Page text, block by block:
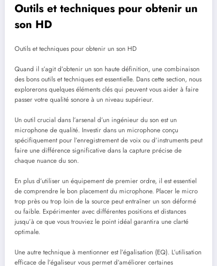
Outils et techniques pour obtenir un
son HD
Outils et techniques pour obtenir un son HD
Quand il s’agit d’obtenir un son haute définition, une combinaison
des bons outils et techniques est essentielle. Dans cette section, nous
explorerons quelques éléments clés qui peuvent vous aider à faire
passer votre qualité sonore à un niveau supérieur.
Un outil crucial dans l’arsenal d’un ingénieur du son est un
microphone de qualité. Investir dans un microphone conçu
spécifiquement pour l’enregistrement de voix ou d’instruments peut
faire une différence significative dans la capture précise de
chaque nuance du son.
En plus d’utiliser un équipement de premier ordre, il est essentiel
de comprendre le bon placement du microphone. Placer le micro
trop près ou trop loin de la source peut entraîner un son déformé
ou faible. Expérimenter avec différentes positions et distances
jusqu’à ce que vous trouviez le point idéal garantira une clarté
optimale.
Une autre technique à mentionner est l’égalisation (EQ). L’utilisation
efficace de l’égaliseur vous permet d’améliorer certaines